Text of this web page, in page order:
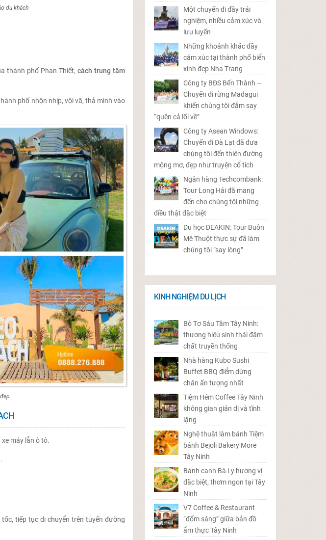
du khách
thành phố Phan Thiết,cách trung tâm
phố nhộn nhịp, vội vã, thả mình vào
máy lẫn ô tô.
tiếp tục di chuyển trên tuyến đường
Một chuyến đi đầy trải
nghiệm, nhiều cảm xúc và
lưu luyến
Những khoảnh khắc đầy
cảm xúc tại thành phố biển
xinh đẹp Nha Trang
Công ty BĐS Bến Thành –
Chuyến đi rừng Madagui
khiến chúng tôi đắm say
“quên cả lối về”
Công ty Asean Windows:
Chuyến đi Đà Lạt đã đưa
chúng tôi đến thiên đường
mộng mơ, đẹp như truyện cổ tích
Ngân hàng Techcombank:
Tour Long Hải đã mang
đến cho chúng tôi những
điều thật đặc biệt
Du học DEAKIN: Tour Buôn
Mê Thuột thực sự đã làm
chúng tôi “say lòng”
KINH NGHIỆM DU LỊCH
Bò Tơ Sáu Tâm Tây Ninh:
thương hiệu sinh thái đậm
chất truyền thống
Nhà hàng Kubo Sushi
Buffet BBQ điểm dừng
chân ấn tượng nhất
Tiệm Hẻm Coffee Tây Ninh
không gian giản dị và tĩnh
lặng
Nghệ thuật làm bánh Tiệm
bánh Bejoli Bakery More
Tây Ninh
Bánh canh Bà Ly hương vị
đặc biệt, thơm ngon tại Tây
Ninh
V7 Coffee & Restaurant
“đốm sáng” giữa bản đồ
ẩm thực Tây Ninh